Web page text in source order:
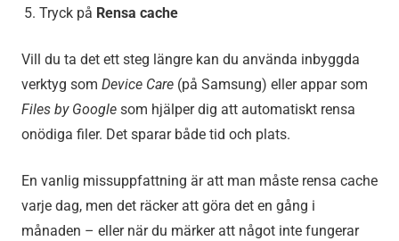
Tryck på Rensa cache
Vill du ta det ett steg längre kan du använda inbyggda
verktyg som Device Care (på Samsung) eller appar som
Files by Google som hjälper dig att automatiskt rensa
onödiga filer. Det sparar både tid och plats.
En vanlig missuppfattning är att man måste rensa cache
varje dag, men det räcker att göra det en gång i
månaden – eller när du märker att något inte fungerar